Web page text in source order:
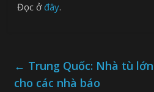
Đọc ởđây.
← Trung Quốc: Nhà tù
cho các nhà báo